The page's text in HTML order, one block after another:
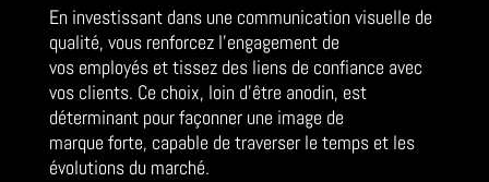
En investissant dans une communication visuelle de
qualité, vous renforcez l’engagement de
vos employés et tissez des liens de confiance avec
vos clients. Ce choix, loin d’être anodin, est
déterminant pour façonner une image de
marque forte, capable de traverser le temps et les
évolutions du marché.